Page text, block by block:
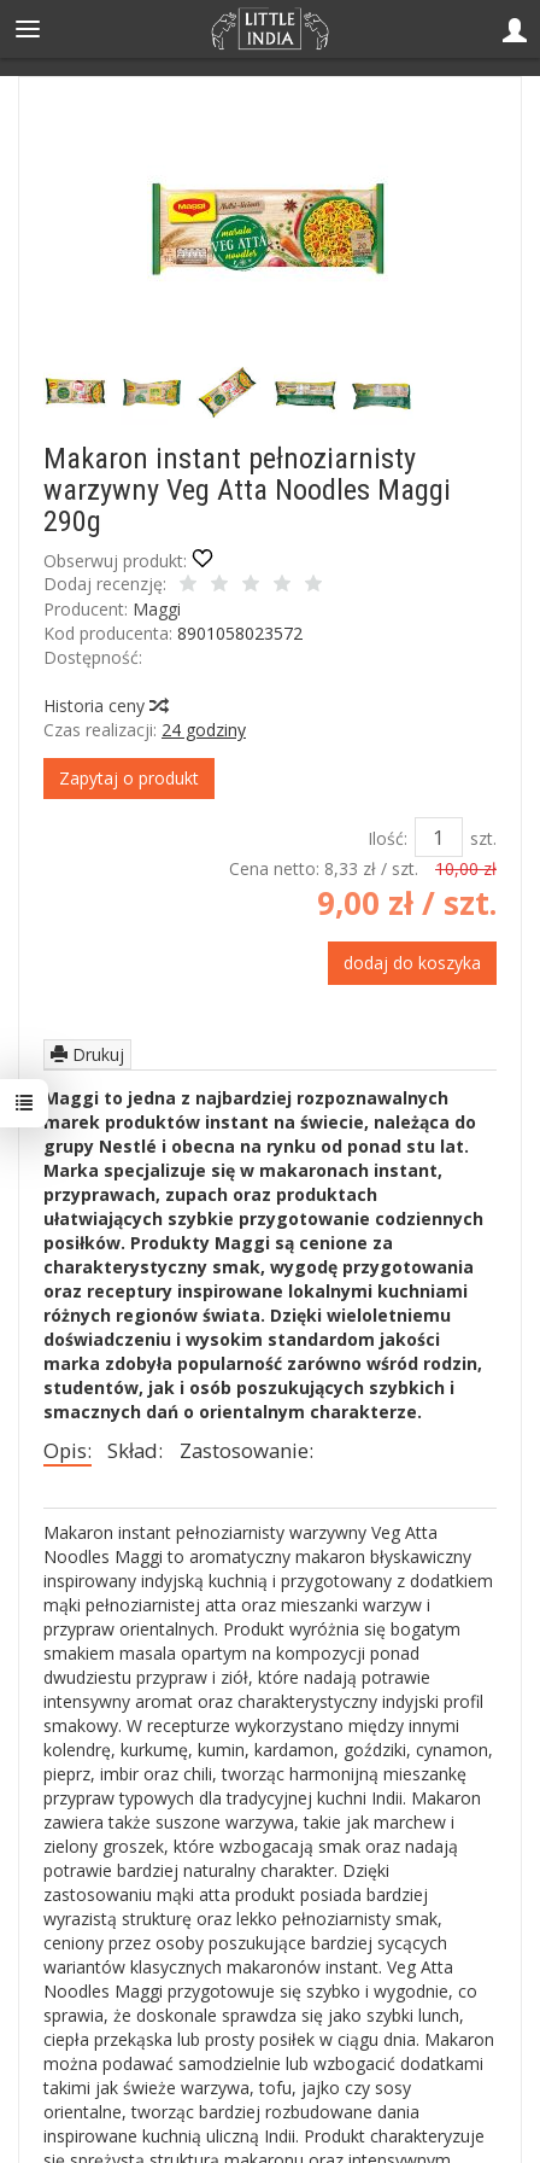
Makaron instant pełnoziarnisty
warzywny Veg Atta Noodles Maggi
290g
Obserwuj produkt:
Dodaj recenzję:
Producent: Maggi
Kod producenta: 8901058023572
Dostępność:
Historia ceny
Czas realizacji: 24 godziny
Zapytaj o produkt
Ilość:
szt.
Cena netto: 8,33 zł / szt. 10,00 zł
9,00 zł/ szt.
dodaj do koszyka
Drukuj
Maggi to jedna z najbardziej rozpoznawalnych
marek produktów instant na świecie, należąca do
grupy Nestlé i obecna na rynku od ponad stu lat.
Marka specjalizuje się w makaronach instant,
przyprawach, zupach oraz produktach
ułatwiających szybkie przygotowanie codziennych
posiłków. Produkty Maggi są cenione za
charakterystyczny smak, wygodę przygotowania
oraz receptury inspirowane lokalnymi kuchniami
różnych regionów świata. Dzięki wieloletniemu
doświadczeniu i wysokim standardom jakości
marka zdobyła popularność zarówno wśród rodzin,
studentów, jak i osób poszukujących szybkich i
smacznych dań o orientalnym charakterze.
Opis: Skład: Zastosowanie:
Makaron instant pełnoziarnisty warzywny Veg Atta
Noodles Maggi to aromatyczny makaron błyskawiczny
inspirowany indyjską kuchnią i przygotowany z dodatkiem
mąki pełnoziarnistej atta oraz mieszanki warzyw i
przypraw orientalnych. Produkt wyróżnia się bogatym
smakiem masala opartym na kompozycji ponad
dwudziestu przypraw i ziół, które nadają potrawie
intensywny aromat oraz charakterystyczny indyjski profil
smakowy. W recepturze wykorzystano między innymi
kolendrę, kurkumę, kumin, kardamon, goździki, cynamon,
pieprz, imbir oraz chili, tworząc harmonijną mieszankę
przypraw typowych dla tradycyjnej kuchni Indii. Makaron
zawiera także suszone warzywa, takie jak marchew i
zielony groszek, które wzbogacają smak oraz nadają
potrawie bardziej naturalny charakter. Dzięki
zastosowaniu mąki atta produkt posiada bardziej
wyrazistą strukturę oraz lekko pełnoziarnisty smak,
ceniony przez osoby poszukujące bardziej sycących
wariantów klasycznych makaronów instant. Veg Atta
Noodles Maggi przygotowuje się szybko i wygodnie, co
sprawia, że doskonale sprawdza się jako szybki lunch,
ciepła przekąska lub prosty posiłek w ciągu dnia. Makaron
można podawać samodzielnie lub wzbogacić dodatkami
takimi jak świeże warzywa, tofu, jajko czy sosy
orientalne, tworząc bardziej rozbudowane dania
inspirowane kuchnią uliczną Indii. Produkt charakteryzuje
interesuje się65osób.